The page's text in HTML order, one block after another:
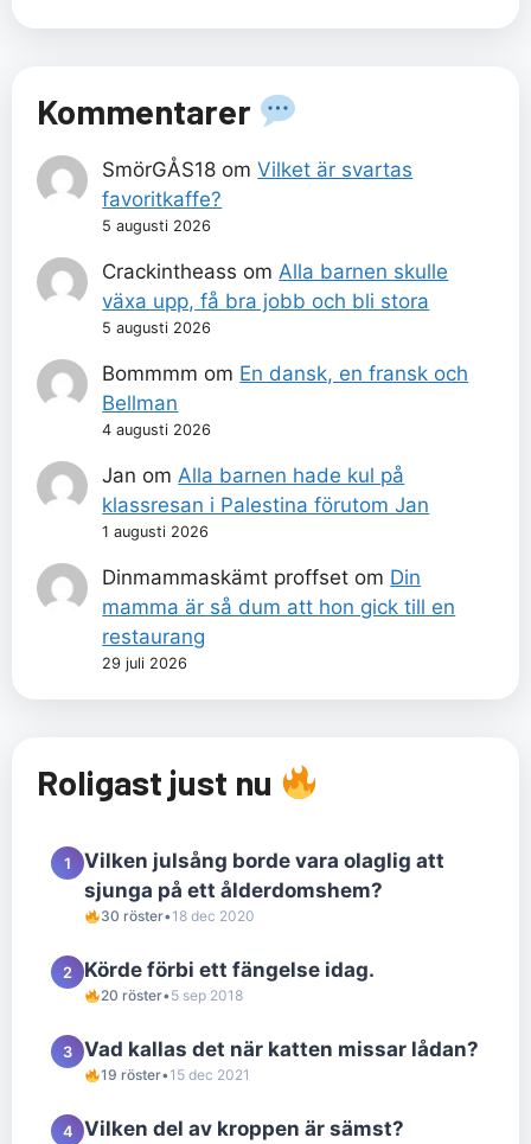
Kommentarer
SmörGÅS18 omVilket är svartas
favoritkaffe?
5 augusti 2026
Crackintheass om Alla barnen skulle
växa upp, få bra jobb och bli stora
5 augusti 2026
Bommmm om En dansk, en fransk och
Bellman
4 augusti 2026
Jan om Alla barnen hade kul på
klassresan i Palestina förutom Jan
1 augusti 2026
Dinmammaskämt proffset om Din
mamma är så dum att hon gick till en
restaurang
29 juli 2026
Roligast just nu
1
Vilken julsång borde vara olaglig att
sjunga på ett ålderdomshem?
30 röster•18 dec 2020
2 Körde förbi ett fängelse idag.
20 röster•5 sep 2018
3 Vad kallas det när katten missar lådan?
19 röster•15 dec 2021
4 Vilken del av kroppen är sämst?